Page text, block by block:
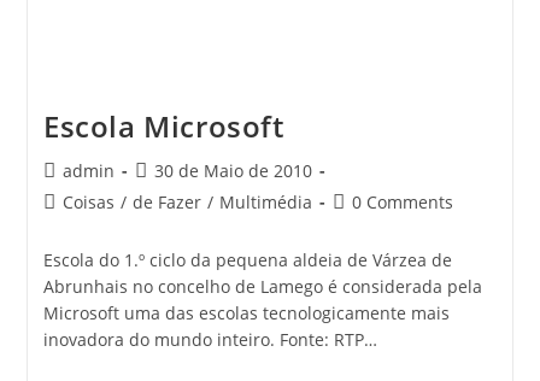
Escola Microsoft
Post
author:
admin
Post
published:
30 de Maio de 2010
PostCoisas / de Fazer / Multimédia
Post0 Comments
Escola do 1.º ciclo da pequena aldeia de Várzea de
Abrunhais no concelho de Lamego é considerada pela
Microsoft uma das escolas tecnologicamente mais
inovadora do mundo inteiro. Fonte: RTP…